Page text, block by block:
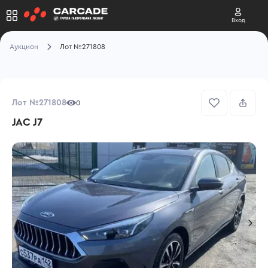
Вход
Аукцион Лот №271808
Лот №271808 0
JAC J7